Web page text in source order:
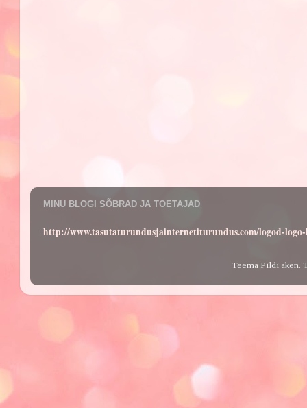
MINU BLOGI SÕBRAD JA TOETAJAD
http://www.tasutaturundusjainternetiturundus.com/logod-
Teema Pildi aken.